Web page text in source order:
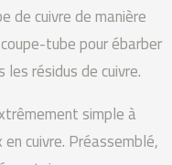
de cuivre de manière
tube pour ébarber
résidus de cuivre.
simple à
cuivre. Préassemblé,